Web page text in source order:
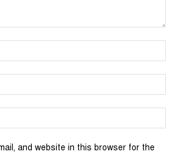
and website in this browser for the